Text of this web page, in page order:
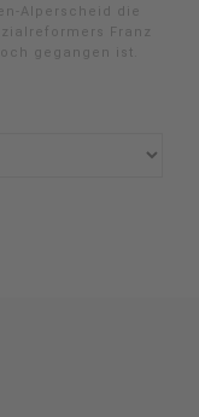
Alperscheid die
Franz
gegangen ist.